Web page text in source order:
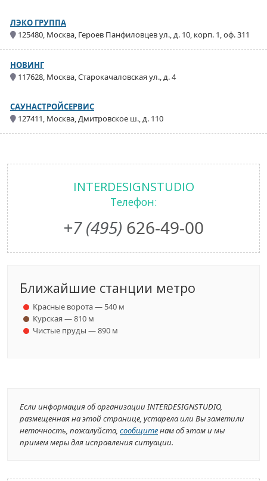
ЛЭКО ГРУППА
125480, Москва, Героев Панфиловцев ул., д. 10, корп. 1, оф. 311
НОВИНГ
117628, Москва, Старокачаловская ул., д. 4
САУНАСТРОЙСЕРВИС
127411, Москва, Дмитровское ш., д. 110
INTERDESIGNSTUDIO
Телефон:
+7 (495) 626-49-00
Ближайшие станции метро
Красные ворота — 540 м
Курская — 810 м
Чистые пруды — 890 м
Если информация об организации INTERDESIGNSTUDIO,
размещенная на этой странице, устарела или Вы заметили
неточность, пожалуйста, сообщитенам об этом и мы
примем меры для исправления ситуации.